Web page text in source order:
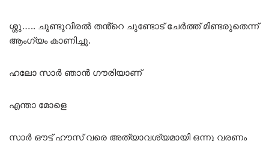
ശ്ശു….. ചുണ്ടുവിരൽ തൻ്റെ ചുണ്ടോട് ചേർത്ത് മിണ്ടരുതെന്ന്
ആംഗ്യം കാണിച്ചു.
ഹലോ സാർ ഞാൻ ഗൗരിയാണ്
എന്താ മോളെ
സാർ ഔട്ട് ഹൗസ് വരെ അത്യാവശ്യമായി ഒന്നു വരണം